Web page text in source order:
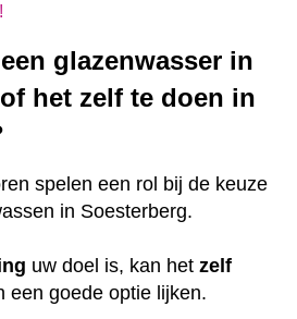
glazenwasser in
het zelf te doen in
spelen een rol bij de keuze
in Soesterberg.
uw doel is, kan het zelf
een goede optie lijken.